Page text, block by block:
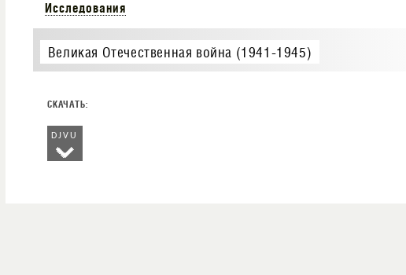
Исследования
Великая Отечественная война (1941-1945)
DJVU